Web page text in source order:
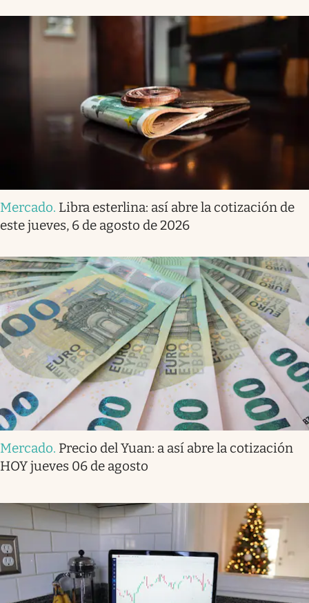
Mercado. Libra esterlina: así abre la cotización de
este jueves, 6 de agosto de 2026
Mercado. Precio del Yuan: a así abre la cotización
HOY jueves 06 de agosto